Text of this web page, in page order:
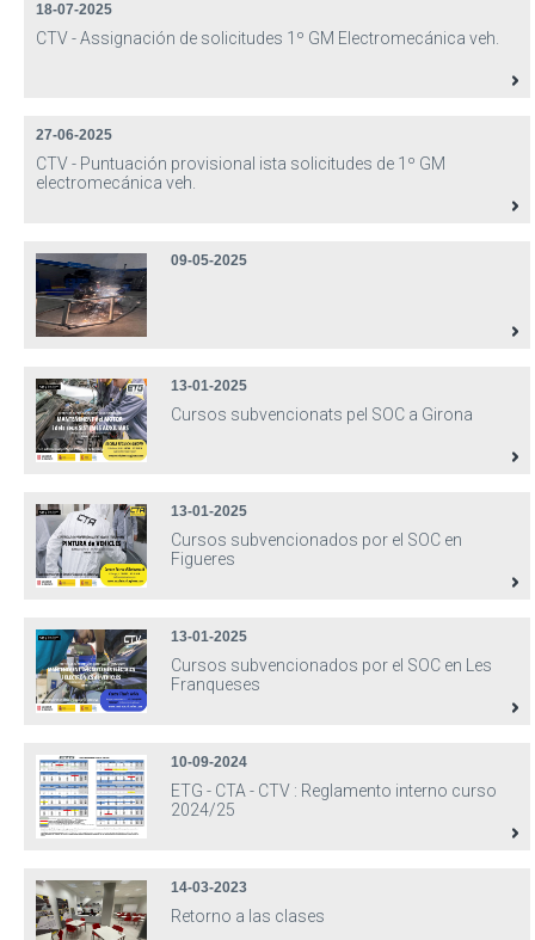
18-07-2025
CTV - Assignación de solicitudes 1º GM Electromecánica veh.
27-06-2025
CTV - Puntuación provisional ista solicitudes de 1º GM
electromecánica veh.
09-05-2025
13-01-2025
Cursos subvencionats pel SOC a Girona
13-01-2025
Cursos subvencionados por el SOC en
Figueres
13-01-2025
Cursos subvencionados por el SOC en Les
Franqueses
10-09-2024
ETG - CTA - CTV : Reglamento interno curso
2024/25
14-03-2023
Retorno a las clases